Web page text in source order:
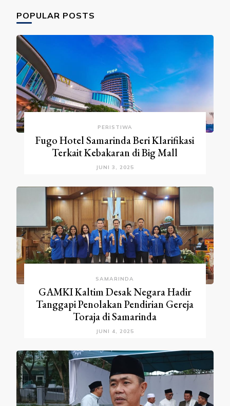
POPULAR POSTS
PERISTIWA
Fugo Hotel Samarinda Beri Klarifikasi
Terkait Kebakaran di Big Mall
JUNI 3, 2025
SAMARINDA
GAMKI Kaltim Desak Negara Hadir
Tanggapi Penolakan Pendirian Gereja
Toraja di Samarinda
JUNI 4, 2025